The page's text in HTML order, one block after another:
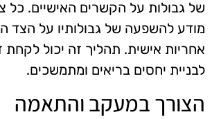
של גבולות על הקשרים האישיים. כל
מודע להשפעה של גבולותיו על הצד
אחריות אישית. תהליך זה יכול לקחת
לבניית יחסים בריאים ומתמשכים.
הצורך במעקב והתאמה